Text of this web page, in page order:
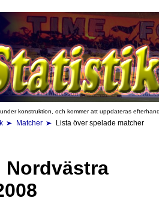
konstruktion, och kommer att uppdateras
Matcher Lista över spelade matcher
Nordvästra